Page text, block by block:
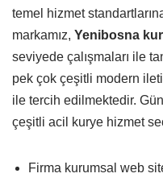
temel hizmet
markamız, Yenibosna
seviyede çalışmaları ile
pek çok çeşitli modern
ile tercih edilmektedir.
çeşitli acil kurye hizmet
Firma kurumsal web